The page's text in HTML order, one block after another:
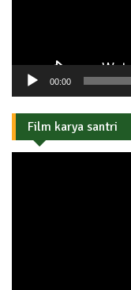
00:00
Film karya santri